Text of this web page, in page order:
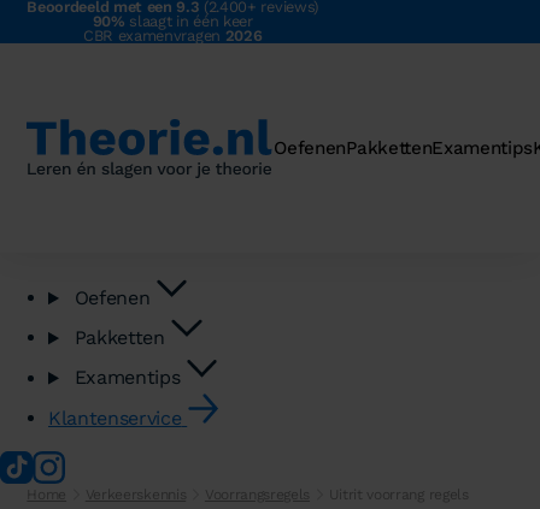
Beoordeeld met een 9.3 (2.400+ reviews)
90% slaagt in één keer
CBR examenvragen 2026
OefenenPakkettenExamentips
Oefenen
Pakketten
Examentips
Klantenservice
Home Verkeerskennis Voorrangsregels Uitrit voorrang regels